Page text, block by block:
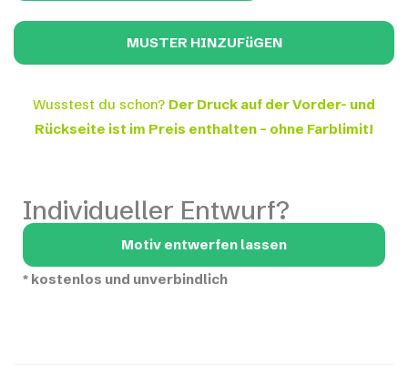
Wusstest du schon? Der Druck auf der Vorder- und
Rückseite ist im Preis enthalten – ohne Farblimit!
Individueller Entwurf?
Motiv entwerfen lassen
* kostenlos und unverbindlich